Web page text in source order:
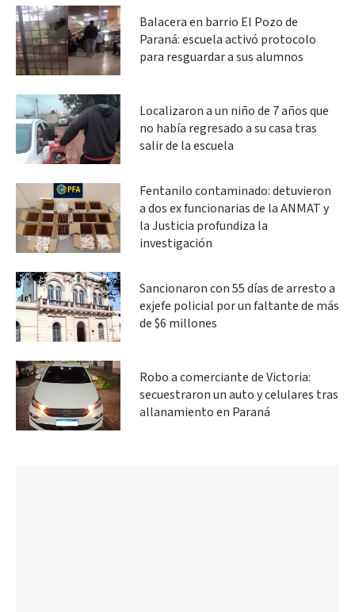
Balacera en barrio El Pozo de
Paraná: escuela activó protocolo
para resguardar a sus alumnos
Localizaron a un niño de 7 años que
no había regresado a su casa tras
salir de la escuela
Fentanilo contaminado: detuvieron
a dos ex funcionarias de la ANMAT y
la Justicia profundiza la
investigación
Sancionaron con 55 días de arresto a
exjefe policial por un faltante de más
de $6 millones
Robo a comerciante de Victoria:
secuestraron un auto y celulares tras
allanamiento en Paraná